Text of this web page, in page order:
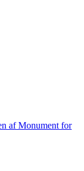
af Monument for